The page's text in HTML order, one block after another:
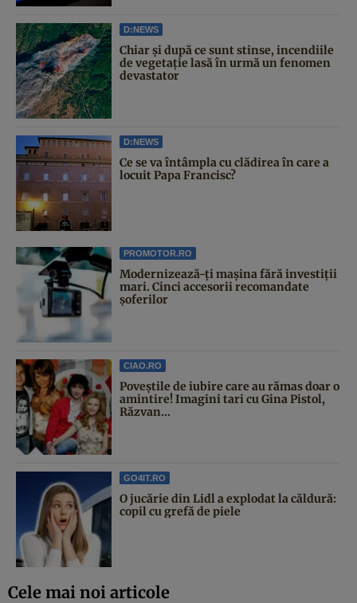
D:NEWS
Chiar și după ce sunt stinse, incendiile
de vegetație lasă în urmă un fenomen
devastator
D:NEWS
Ce se va întâmpla cu clădirea în care a
locuit Papa Francisc?
PROMOTOR.RO
Modernizează-ți mașina fără investiții
mari. Cinci accesorii recomandate
șoferilor
CIAO.RO
Poveştile de iubire care au rămas doar o
amintire! Imagini tari cu Gina Pistol,
Răzvan...
GO4IT.RO
O jucărie din Lidl a explodat la căldură:
copil cu grefă de piele
Cele mai noi articole